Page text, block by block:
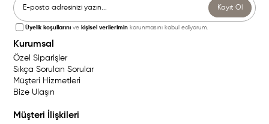
Kayıt Ol
Üyelik koşullarını ve kişisel verilerimin korunmasını kabul ediyorum.
Kurumsal
Özel Siparişler
Sıkça Sorulan Sorular
Müşteri Hizmetleri
Bize Ulaşın
Müşteri İlişkileri